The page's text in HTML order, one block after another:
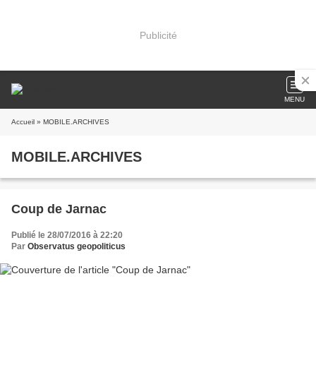
Publicité
MENU
Accueil » MOBILE.ARCHIVES
MOBILE.ARCHIVES
Coup de Jarnac
Publié le 28/07/2016 à 22:20
Par Observatus geopoliticus